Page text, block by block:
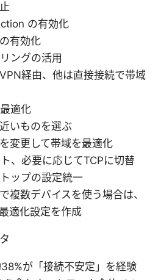
の有効化
有効化
ングの活用
経由、他は直接接続で帯域
適化
いものを選ぶ
変更して帯域を最適化
、必要に応じてTCPに切替
ップの設定統一
複数デバイスを使う場合は、
適化設定を作成
が「接続不安定」を経験